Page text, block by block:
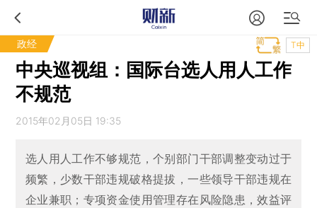
政经 T中
中央巡视组：国际台选人用人工作
不规范
2015年02月05日 19:35
选人用人工作不够规范，个别部门干部调整变动过于
频繁，少数干部违规破格提拔，一些领导干部违规在
企业兼职；专项资金使用管理存在风险隐患，效益评